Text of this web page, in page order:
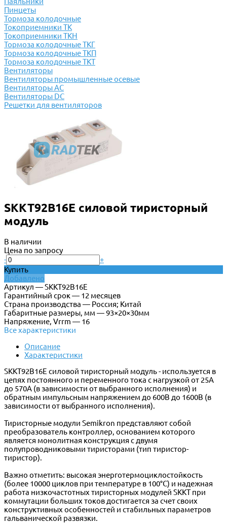
Пинцеты
Тормоза колодочные
Токоприемники ТК
Токоприемники ТКН
Тормоза колодочные ТКГ
Тормоза колодочные ТКП
Тормоза колодочные ТКТ
Вентиляторы
Вентиляторы промышленные осевые
Вентиляторы АС
Вентиляторы DC
Решетки для вентиляторов
SKKT92B16E силовой тиристорный
модуль
В наличии
Цена по запросу
-
+
Купить
Добавлено
Артикул — SKKT92B16E
Гарантийный срок — 12 месяцев
Страна производства — Россия; Китай
Габаритные размеры, мм — 93×20×30мм
Напряжение, Vrrm — 16
Все характеристики
Описание
Характеристики
SKKT92B16E силовой тиристорный модуль - используется в
цепях постоянного и переменного тока с нагрузкой от 25А
до 570А (в зависимости от выбранного исполнения) и
обратным импульсным напряжением до 600В до 1600В (в
зависимости от выбранного исполнения).
Тиристорные модули Semikron представляют собой
преобразователь контроллер, основанием которого
является монолитная конструкция с двумя
полупроводниковыми тиристорами (тип тиристор-
тиристор).
Важно отметить: высокая энерготермоциклостойкость
(более 10000 циклов при температуре в 100°C) и надежная
работа низкочастотных тиристорных модулей SKKT при
коммутации больших токов достигается за счет своих
конструктивных особенностей и стабильных параметров
гальванической развязки.